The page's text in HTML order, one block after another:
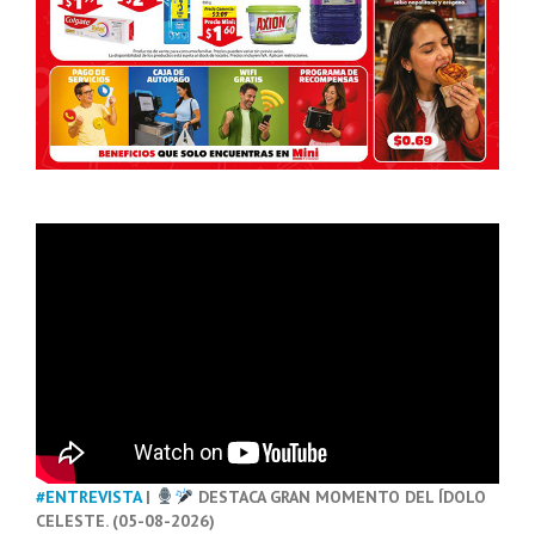
#ENTREVISTA|
DESTACA GRAN MOMENTO DEL ÍDOLO
CELESTE. (05-08-2026)